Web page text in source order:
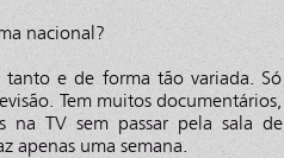
nacional?
e de forma tão variada. Só
Tem muitos documentários,
na TV sem passar pela sala de
apenas uma semana.